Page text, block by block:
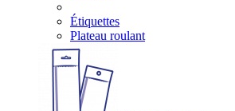
Étiquettes
Plateau roulant